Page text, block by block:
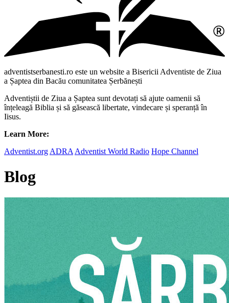
adventistserbanesti.ro este un website a Bisericii Adventiste de Ziua
a Șaptea din Bacău comunitatea Șerbănești
Adventiștii de Ziua a Șaptea sunt devotați să ajute oamenii să
înțeleagă Biblia și să găsească libertate, vindecare și speranță în
Iisus.
Learn More:
Adventist.org ADRA Adventist World Radio Hope Channel
Blog